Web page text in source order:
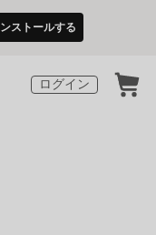
ストールする
ログイン